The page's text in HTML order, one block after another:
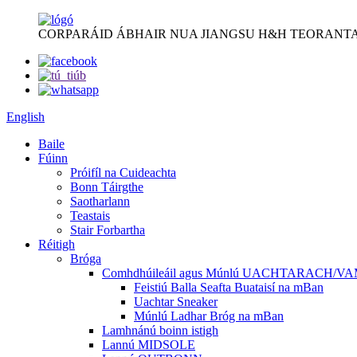
CORPARÁID ÁBHAIR NUA JIANGSU H&H
English
Baile
Fúinn
Próifíl na Cuideachta
Bonn Táirgthe
Saotharlann
Teastais
Stair Forbartha
Réitigh
Bróga
Comhdhúileáil agus Múnlú UACHTARACH/
Feistiú Balla Seafta Buataisí na mBan
Uachtar Sneaker
Múnlú Ladhar Bróg na mBan
Lamhnánú boinn istigh
Lannú MIDSOLE